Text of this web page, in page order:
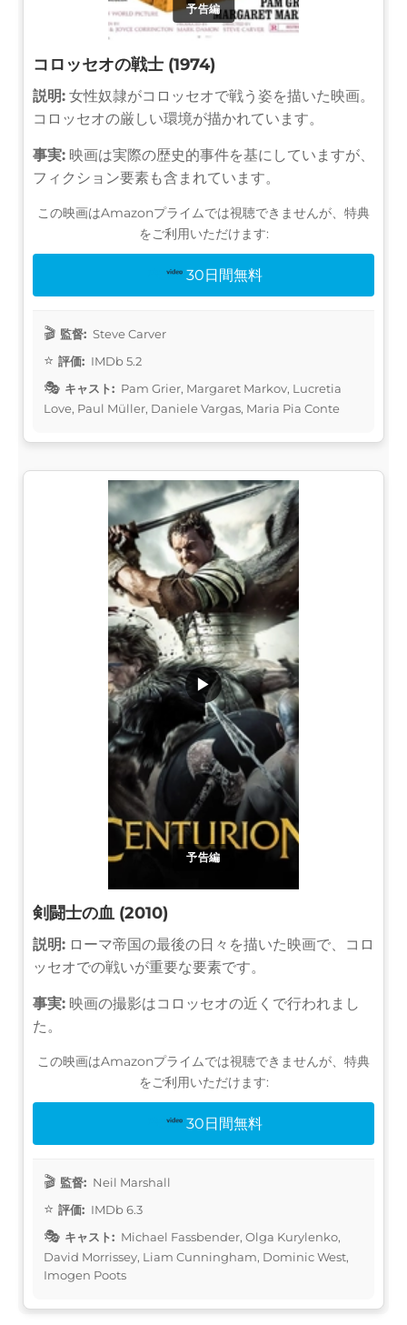
予告編
コロッセオの戦士 (1974)
説明: 女性奴隷がコロッセオで戦う姿を描いた映画。
コロッセオの厳しい環境が描かれています。
事実: 映画は実際の歴史的事件を基にしていますが、
フィクション要素も含まれています。
この映画はAmazonプライムでは視聴できませんが、特典
をご利用いただけます:
30日間無料
監督: Steve Carver
評価: IMDb 5.2
キャスト: Pam Grier, Margaret Markov, Lucretia
Love, Paul Müller, Daniele Vargas, Maria Pia Conte
予告編
▶
剣闘士の血 (2010)
説明: ローマ帝国の最後の日々を描いた映画で、コロ
ッセオでの戦いが重要な要素です。
事実: 映画の撮影はコロッセオの近くで行われまし
た。
この映画はAmazonプライムでは視聴できませんが、特典
をご利用いただけます:
30日間無料
監督: Neil Marshall
評価: IMDb 6.3
キャスト: Michael Fassbender, Olga Kurylenko,
David Morrissey, Liam Cunningham, Dominic West,
Imogen Poots